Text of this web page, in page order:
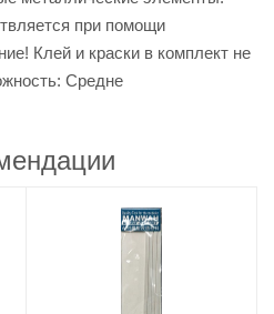
при помощи
Клей и краски в комплект не
Средне